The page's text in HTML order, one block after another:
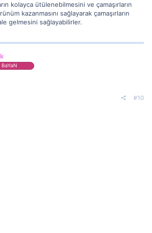
kolayca ütülenebilmesini ve çamaşırların
kazanmasını sağlayarak çamaşırların
gelmesini sağlayabilirler.
BaYaN
#10